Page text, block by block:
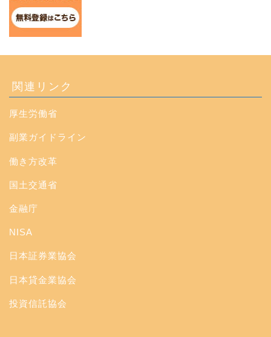
関連リンク
厚生労働省
副業ガイドライン
働き方改革
国土交通省
金融庁
NISA
日本証券業協会
日本貸金業協会
投資信託協会